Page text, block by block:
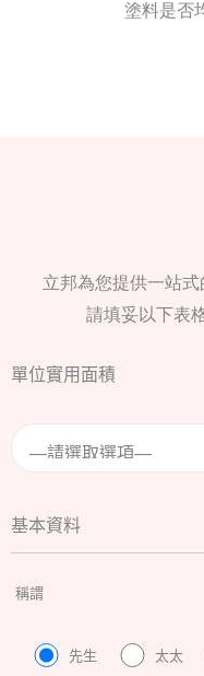
塗料是否
立邦為您提供一站
請填妥以下表
單位實用面積
基本資料
稱謂
先生 太太